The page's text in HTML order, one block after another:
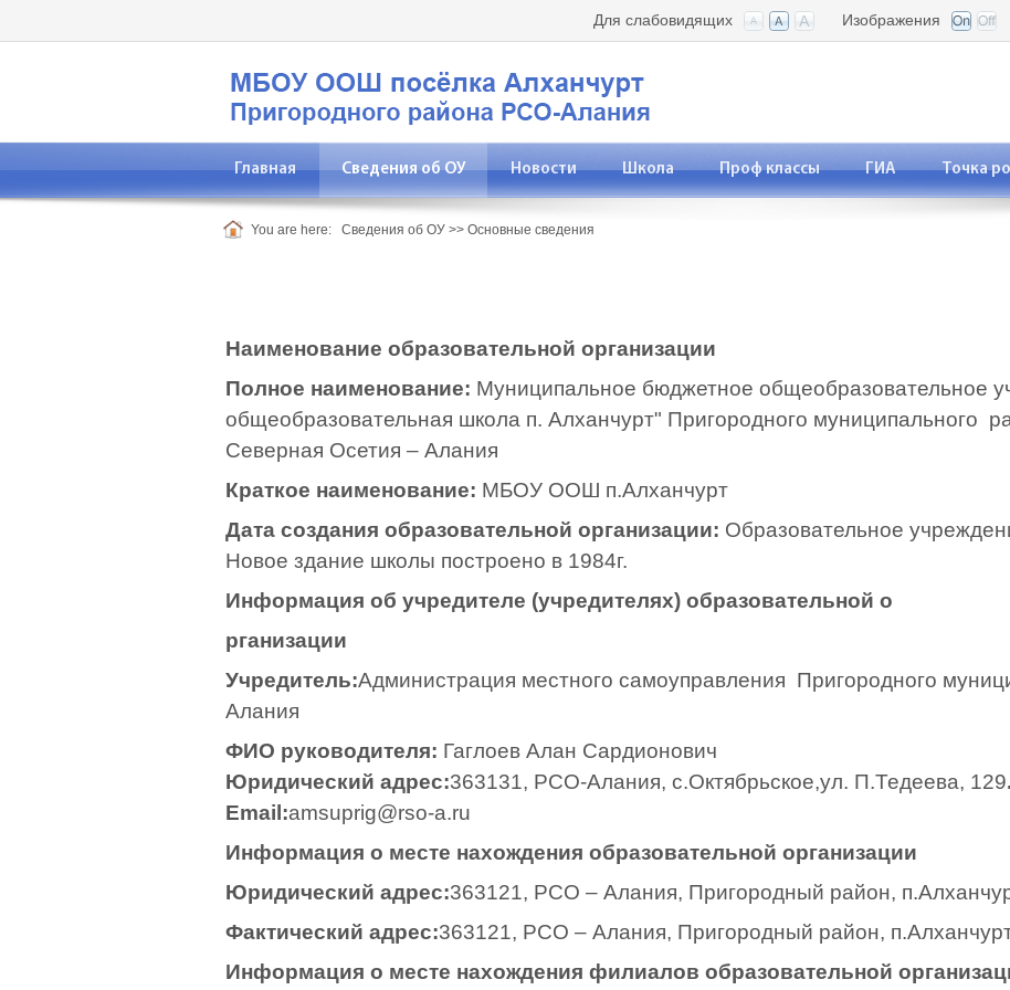
Изображения
Для слабовидящих
Главная Сведения об ОУ Новости Школа Проф классы ГИА Точка
You are here: Сведения об ОУ >> Основные сведения
Наименование образовательной организации
Полное наименование: Муниципальное бюджетное общеобразовательное
общеобразовательная школа п. Алханчурт" Пригородного муниципального
Северная Осетия – Алания
Краткое наименование: МБОУ ООШ п.Алханчурт
Дата создания образовательной организации: Образовательное
Новое здание школы построено в 1984г.
Информация об учредителе (учредителях) образовательной о
рганизации
Учредитель:Администрация местного самоуправления Пригородного
Алания
ФИО руководителя: Гаглоев Алан Сардионович
Юридический адрес:363131, РСО-Алания, с.Октябрьское,ул. П.Тедеева, 129.
Email:amsuprig@rso-a.ru
Информация о месте нахождения образовательной организации
Юридический адрес:363121, РСО – Алания, Пригородный район,
Фактический адрес:363121, РСО – Алания, Пригородный район,
Информация о месте нахождения филиалов образовательной